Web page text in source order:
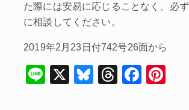
た際には安易に応じることなく、必
に相談してください。
2019年2月23日付742号26面から
Li
X
Bl T
F